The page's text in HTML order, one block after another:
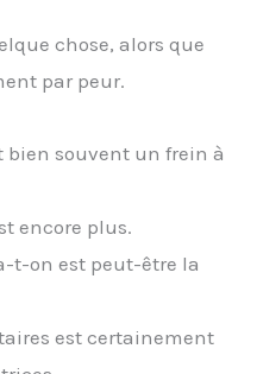
chose, alors que
par peur.
bien souvent un frein à
encore plus.
t-on est peut-être la
est certainement